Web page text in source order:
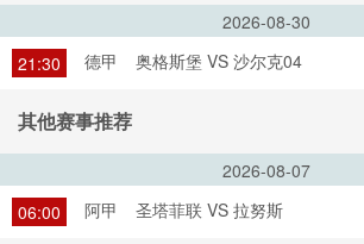
2026-08-30
21:30
德甲 奥格斯堡 VS 沙尔克04
其他赛事推荐
2026-08-07
06:00
阿甲 圣塔菲联 VS 拉努斯